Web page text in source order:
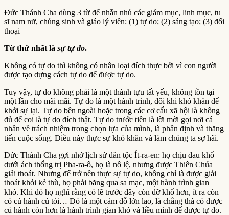
Đức Thánh Cha dùng 3 từ để nhắn nhủ các giám mục, linh mục, tu
sĩ nam nữ, chủng sinh và giáo lý viên: (1) tự do; (2) sáng tạo; (3) đối
thoại
Từ thứ nhất là sự tự do.
Không có tự do thì không có nhân loại đích thực bởi vì con người
được tạo dựng cách tự do để được tự do.
Tuy vậy, tự do không phải là một thành tựu tất yếu, không tồn tại
một lần cho mãi mãi. Tự do là một hành trình, đôi khi khó khăn để
khởi sự lại. Tự do bên ngoài hoặc trong các cơ cấu xã hội là không
đủ để coi là tự do đích thật. Tự do trước tiên là lời mời gọi nơi cá
nhân về trách nhiệm trong chọn lựa của mình, là phân định và thăng
tiến cuộc sống. Điều này thực sự khó khăn và làm chúng ta sợ hãi.
Đức Thánh Cha gợi nhớ lịch sử dân tộc Ít-ra-en: họ chịu đau khổ
dưới ách thống trị Pha-ra-ô, họ là nô lệ, nhưng được Thiên Chúa
giải thoát. Nhưng để trở nên thực sự tự do, không chỉ là được giải
thoát khỏi kẻ thù, họ phải băng qua sa mạc, một hành trình gian
khó. Khi đó họ nghĩ rằng có lẽ trước đây còn đỡ khổ hơn, ít ra còn
có củ hành củ tỏi… Đó là một cám dỗ lớn lao, là chẳng thà có được
củ hành còn hơn là hành trình gian khó và liều mình để được tự do.